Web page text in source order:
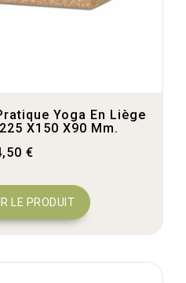
Yoga En Liège
X150 X90 Mm.
€
LE PRODUIT